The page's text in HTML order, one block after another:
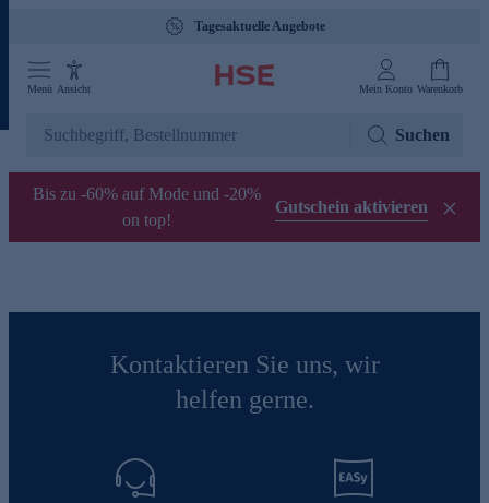
Tagesaktuelle Angebote
Menü Ansicht Mein Konto Warenkorb
Suchen
Bis zu -60% auf Mode und -20%
on top!
Gutschein aktivieren
Kontaktieren Sie uns, wir
helfen gerne.